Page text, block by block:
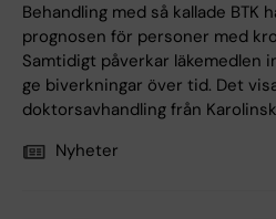
Behandling med så kallade BTK
prognosen för personer med
Samtidigt påverkar läkemedlen
ge biverkningar över tid. Det
doktorsavhandling från
Nyheter